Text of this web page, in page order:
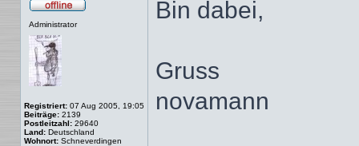
Administrator
Registriert: 07 Aug 2005, 19:05
Beiträge: 2139
Postleitzahl: 29640
Land: Deutschland
Wohnort: Schneverdingen
Bin dabei,
Gruss
novamann